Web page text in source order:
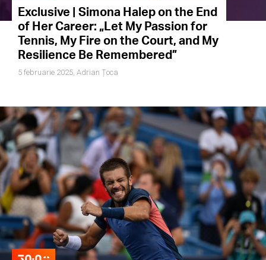
Exclusive | Simona Halep on the End
of Her Career: „Let My Passion for
Tennis, My Fire on the Court, and My
Resilience Be Remembered”
5 februarie 2025, Adrian Țoca